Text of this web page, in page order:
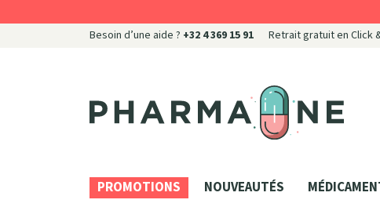
Besoin d’une aide ? +32 4 369 15 91 Retrait gratuit en Click
Pharmaone Votre pharmacie en ligne à votre service
PROMOTIONS NOUVEAUTÉS